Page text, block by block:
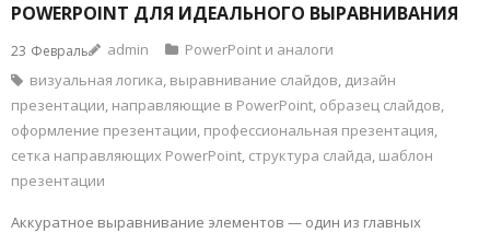
POWERPOINT ДЛЯ ИДЕАЛЬНОГО ВЫРАВНИВАНИЯ
23 Февраль admin
PowerPoint и аналоги
визуальная логика, выравнивание слайдов, дизайн
презентации, направляющие в PowerPoint, образец слайдов,
оформление презентации, профессиональная презентация,
сетка направляющих PowerPoint, структура слайда, шаблон
презентации
Аккуратное выравнивание элементов — один из главных